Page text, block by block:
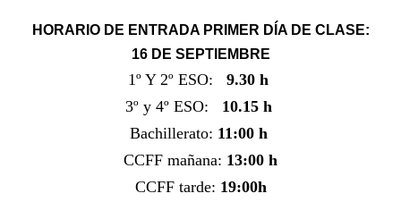
HORARIO DE ENTRADA PRIMER DÍA DE CLASE:
16 DE SEPTIEMBRE
1º Y 2º ESO:
9.30 h
3º y 4º ESO: 10.15 h
Bachillerato: 11:00 h
CCFF mañana: 13:00 h
CCFF tarde: 19:00h